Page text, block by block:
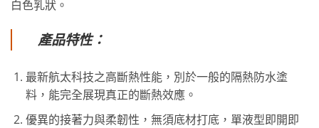
白色乳狀。
產品特性：
最新航太科技之高斷熱性能，別於一般的隔熱防水塗
料，能完全展現真正的斷熱效應。
優異的接著力與柔韌性，無須底材打底，單液型即開即